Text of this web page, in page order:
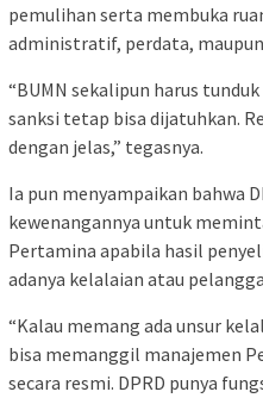
pemulihan serta membuka
administratif, perdata,
“BUMN sekalipun harus
sanksi tetap bisa dijatuhkan.
dengan jelas,” tegasnya.
Ia pun menyampaikan bahwa
kewenangannya untuk
Pertamina apabila hasil
adanya kelalaian atau
“Kalau memang ada unsur
bisa memanggil manajemen
secara resmi. DPRD punya